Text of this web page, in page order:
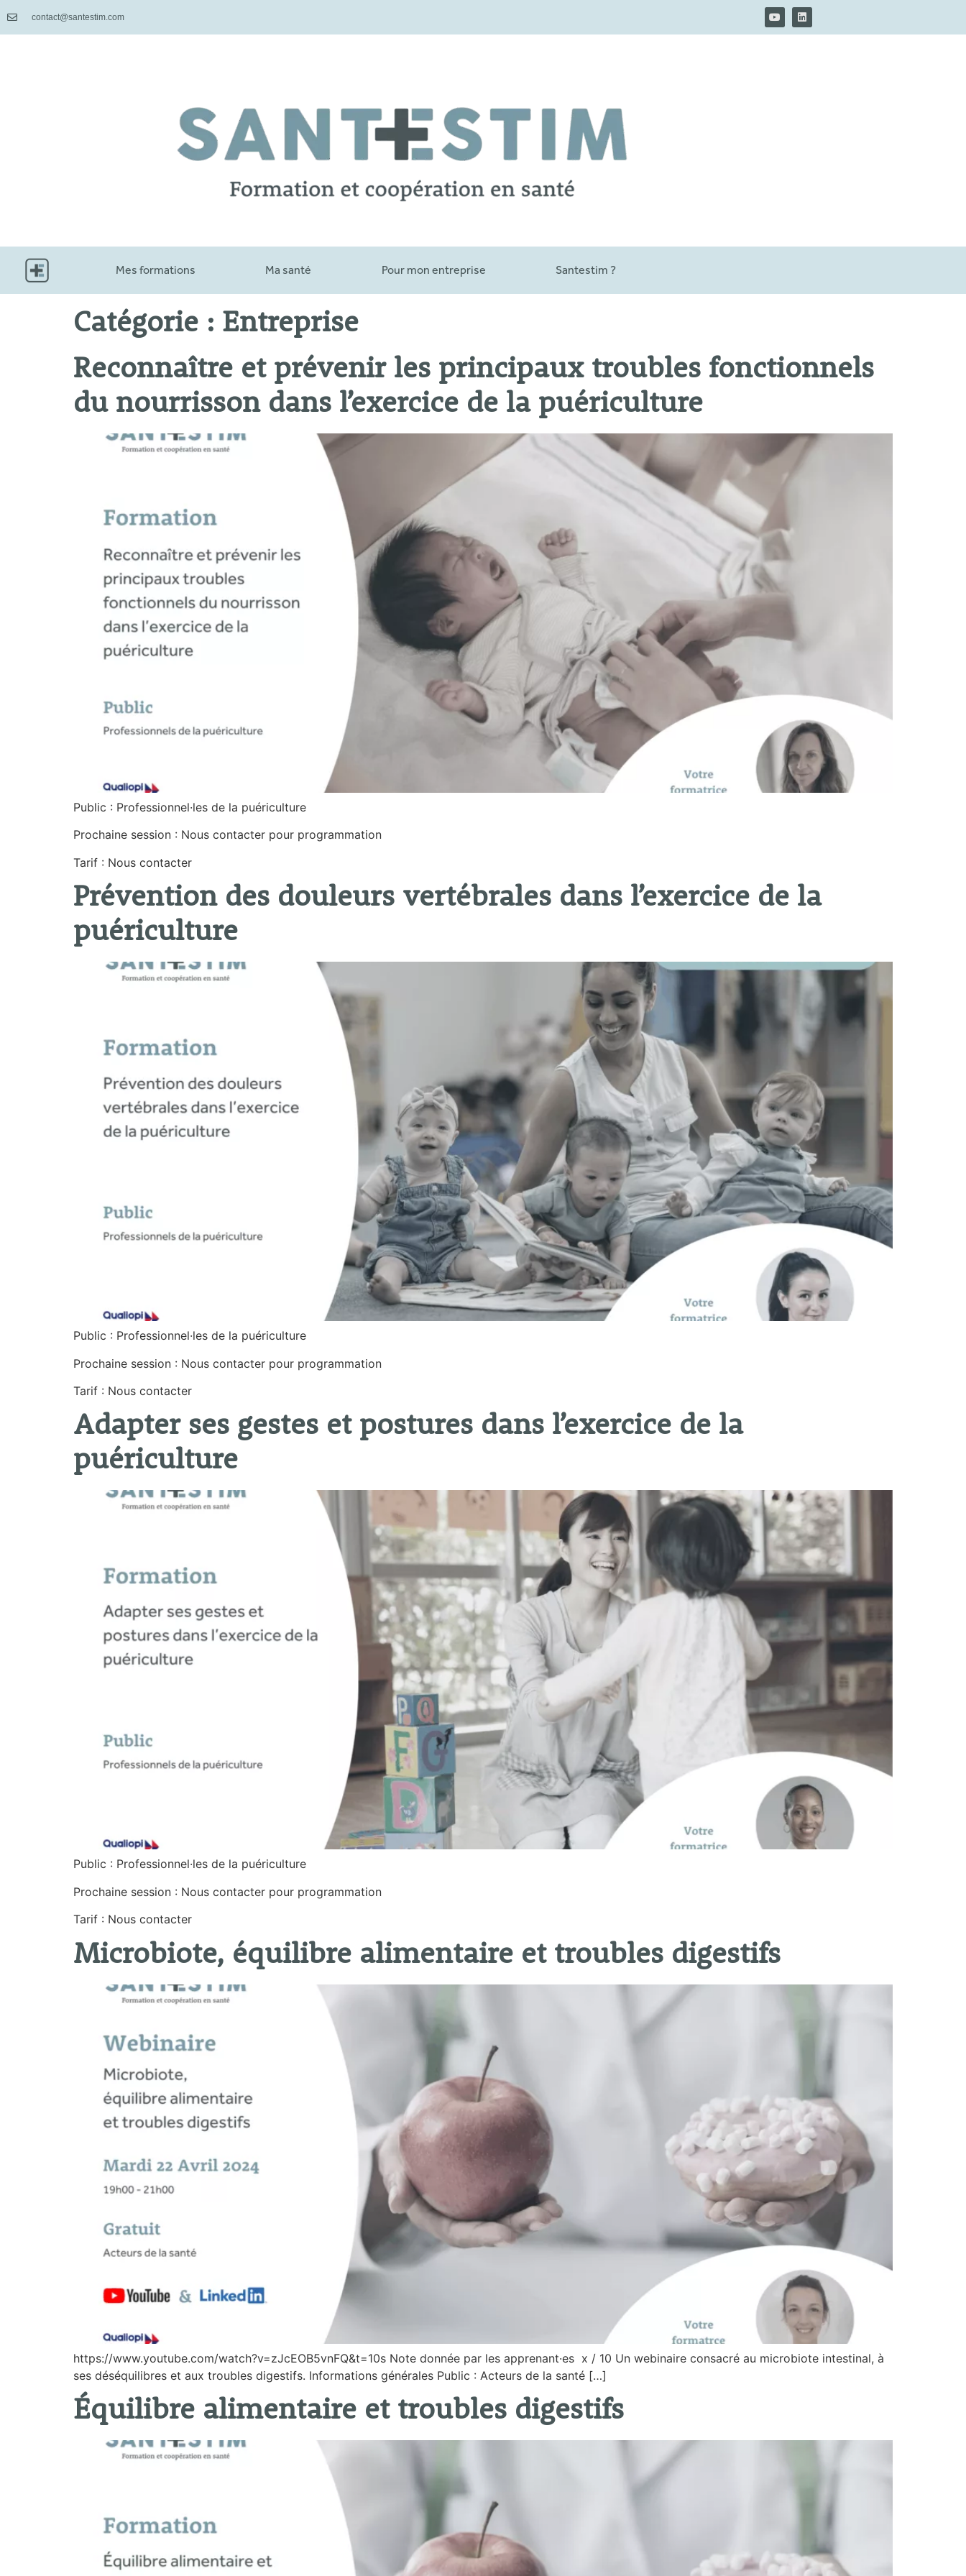
contact@santestim.com
Mes formations Ma santé Pour mon entreprise Santestim ?
Catégorie : Entreprise
Reconnaître et prévenir les principaux troubles fonctionnels
du nourrisson dans l’exercice de la puériculture
Public : Professionnel·les de la puériculture
Prochaine session : Nous contacter pour programmation
Tarif : Nous contacter
Prévention des douleurs vertébrales dans l’exercice de la
puériculture
Public : Professionnel·les de la puériculture
Prochaine session : Nous contacter pour programmation
Tarif : Nous contacter
Adapter ses gestes et postures dans l’exercice de la
puériculture
Public : Professionnel·les de la puériculture
Prochaine session : Nous contacter pour programmation
Tarif : Nous contacter
Microbiote, équilibre alimentaire et troubles digestifs
https://www.youtube.com/watch?v=zJcEOB5vnFQ&t=10s Note donnée par les apprenant·es x / 10 Un webinaire consacré au microbiote intestinal, à
ses déséquilibres et aux troubles digestifs. Informations générales Public : Acteurs de la santé […]
Équilibre alimentaire et troubles digestifs